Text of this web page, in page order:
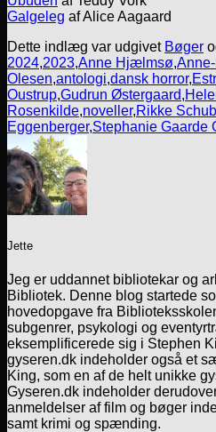
Galgeleg af Alice Aagaard
Dette indlæg var udgivet Bøger
2024,2023,Anne Hjælmsø,
Olesen,antologi,dansk horror,
Oustrup,Gudrun Østergaard,
Rosenkilde,noveller,Rikke
Eggenberger,Stephanie Gaarde
Jette
Jeg er uddannet bibliotekar og
Bibliotek. Denne blog startede
hovedopgave fra
subgenrer, psykologi og
eksemplificerede sig i Stephen
gyseren.dk indeholder også et
King, som en af de helt unikke
Gyseren.dk indeholder
anmeldelser af film og bøger
samt krimi og spænding.